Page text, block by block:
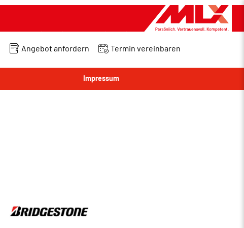
Angebot anfordern Termin vereinbaren
Impressum